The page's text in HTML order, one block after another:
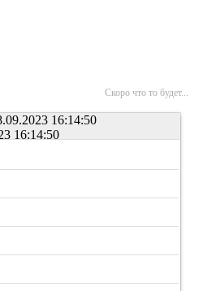
Скоро что то будет...
16:14:50
16:14:50